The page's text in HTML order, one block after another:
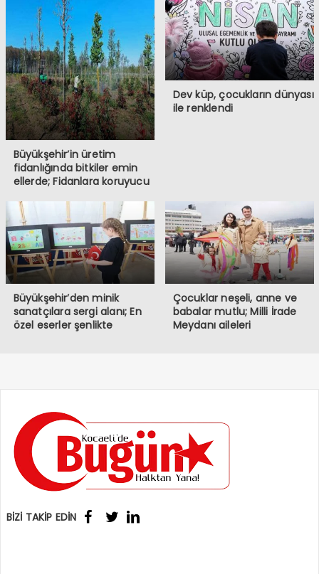
Büyükşehir’in üretim
fidanlığında bitkiler emin
ellerde; Fidanlara koruyucu
Dev küp, çocukların dünyası
ile renklendi
Büyükşehir’den minik
sanatçılara sergi alanı; En
özel eserler şenlikte
Çocuklar neşeli, anne ve
babalar mutlu; Milli İrade
Meydanı aileleri
BİZİ TAKİP EDİN